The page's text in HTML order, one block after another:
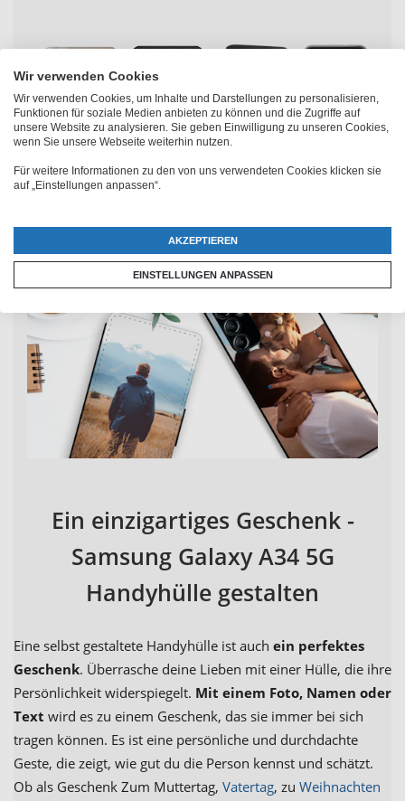
Ein einzigartiges Geschenk -
Samsung Galaxy A34 5G
Handyhülle gestalten
Eine selbst gestaltete Handyhülle ist auch ein perfektes
Geschenk. Überrasche deine Lieben mit einer Hülle, die ihre
Persönlichkeit widerspiegelt. Mit einem Foto, Namen oder
Text wird es zu einem Geschenk, das sie immer bei sich
tragen können. Es ist eine persönliche und durchdachte
Geste, die zeigt, wie gut du die Person kennst und schätzt.
Ob als Geschenk Zum Muttertag, Vatertag, zu Weihnachten
Wir verwenden Cookies
Wir verwenden Cookies, um Inhalte und Darstellungen zu personalisieren,
Funktionen für soziale Medien anbieten zu können und die Zugriffe auf
unsere Website zu analysieren. Sie geben Einwilligung zu unseren Cookies,
wenn Sie unsere Webseite weiterhin nutzen.
Für weitere Informationen zu den von uns verwendeten Cookies klicken sie
auf „Einstellungen anpassen“.
AKZEPTIEREN
EINSTELLUNGEN ANPASSEN